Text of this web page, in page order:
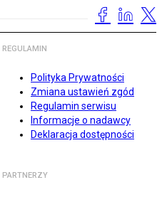
REGULAMIN
Polityka Prywatności
Zmiana ustawień zgód
Regulamin serwisu
Informacje o nadawcy
Deklaracja dostępności
PARTNERZY